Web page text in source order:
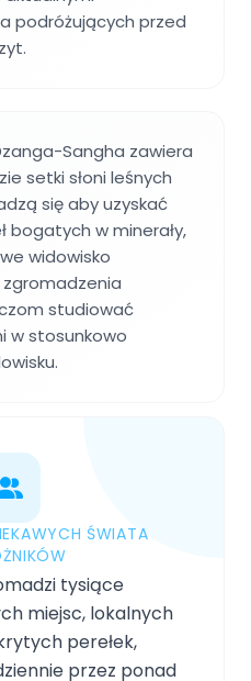
podróżujących przed
Sangha zawiera
setki słoni leśnych
się aby uzyskać
bogatych w minerały,
widowisko
studiować
w stosunkowo
ŚWIATA
tysiące
miejsc, lokalnych
perełek,
przez ponad